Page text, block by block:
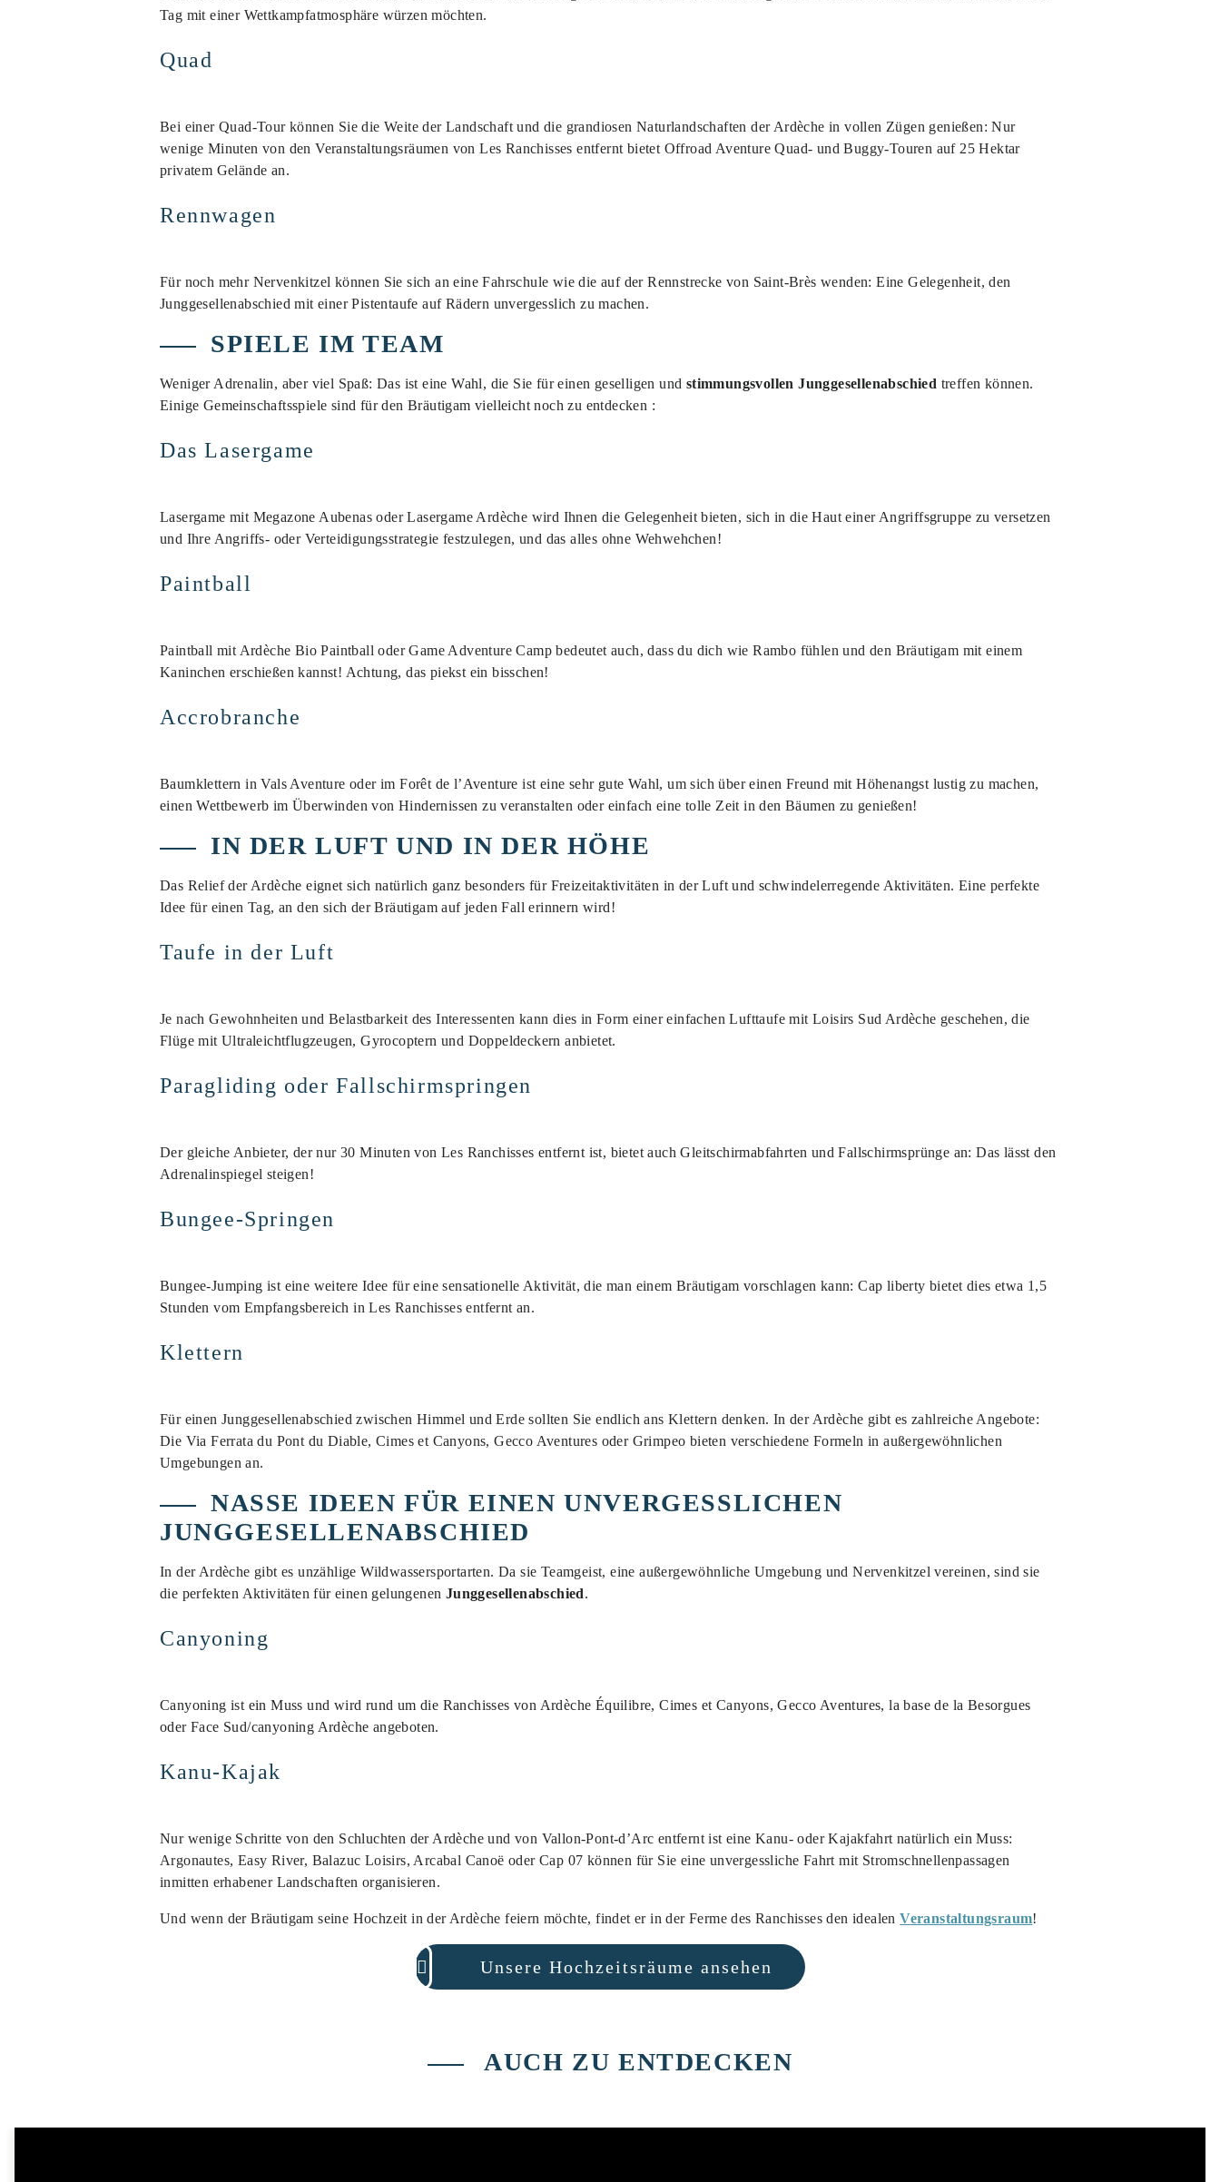
Tag mit einer Wettkampfatmosphäre würzen möchten.
Quad
Bei einer Quad-Tour können Sie die Weite der Landschaft und die grandiosen Naturlandschaften der Ardèche in vollen Zügen genießen: Nur
wenige Minuten von den Veranstaltungsräumen von Les Ranchisses entfernt bietet Offroad Aventure Quad- und Buggy-Touren auf 25 Hektar
privatem Gelände an.
Rennwagen
Für noch mehr Nervenkitzel können Sie sich an eine Fahrschule wie die auf der Rennstrecke von Saint-Brès wenden: Eine Gelegenheit, den
Junggesellenabschied mit einer Pistentaufe auf Rädern unvergesslich zu machen.
SPIELE IM TEAM
Weniger Adrenalin, aber viel Spaß: Das ist eine Wahl, die Sie für einen geselligen und stimmungsvollen Junggesellenabschied treffen können.
Einige Gemeinschaftsspiele sind für den Bräutigam vielleicht noch zu entdecken :
Das Lasergame
Lasergame mit Megazone Aubenas oder Lasergame Ardèche wird Ihnen die Gelegenheit bieten, sich in die Haut einer Angriffsgruppe zu versetzen
und Ihre Angriffs- oder Verteidigungsstrategie festzulegen, und das alles ohne Wehwehchen!
Paintball
Paintball mit Ardèche Bio Paintball oder Game Adventure Camp bedeutet auch, dass du dich wie Rambo fühlen und den Bräutigam mit einem
Kaninchen erschießen kannst! Achtung, das piekst ein bisschen!
Accrobranche
Baumklettern in Vals Aventure oder im Forêt de l’Aventure ist eine sehr gute Wahl, um sich über einen Freund mit Höhenangst lustig zu machen,
einen Wettbewerb im Überwinden von Hindernissen zu veranstalten oder einfach eine tolle Zeit in den Bäumen zu genießen!
IN DER LUFT UND IN DER HÖHE
Das Relief der Ardèche eignet sich natürlich ganz besonders für Freizeitaktivitäten in der Luft und schwindelerregende Aktivitäten. Eine perfekte
Idee für einen Tag, an den sich der Bräutigam auf jeden Fall erinnern wird!
Taufe in der Luft
Je nach Gewohnheiten und Belastbarkeit des Interessenten kann dies in Form einer einfachen Lufttaufe mit Loisirs Sud Ardèche geschehen, die
Flüge mit Ultraleichtflugzeugen, Gyrocoptern und Doppeldeckern anbietet.
Paragliding oder Fallschirmspringen
Der gleiche Anbieter, der nur 30 Minuten von Les Ranchisses entfernt ist, bietet auch Gleitschirmabfahrten und Fallschirmsprünge an: Das lässt den
Adrenalinspiegel steigen!
Bungee-Springen
Bungee-Jumping ist eine weitere Idee für eine sensationelle Aktivität, die man einem Bräutigam vorschlagen kann: Cap liberty bietet dies etwa 1,5
Stunden vom Empfangsbereich in Les Ranchisses entfernt an.
Klettern
Für einen Junggesellenabschied zwischen Himmel und Erde sollten Sie endlich ans Klettern denken. In der Ardèche gibt es zahlreiche Angebote:
Die Via Ferrata du Pont du Diable, Cimes et Canyons, Gecco Aventures oder Grimpeo bieten verschiedene Formeln in außergewöhnlichen
Umgebungen an.
NASSE IDEEN FÜR EINEN UNVERGESSLICHEN
JUNGGESELLENABSCHIED
In der Ardèche gibt es unzählige Wildwassersportarten. Da sie Teamgeist, eine außergewöhnliche Umgebung und Nervenkitzel vereinen, sind sie
die perfekten Aktivitäten für einen gelungenen Junggesellenabschied.
Canyoning
Canyoning ist ein Muss und wird rund um die Ranchisses von Ardèche Équilibre, Cimes et Canyons, Gecco Aventures, la base de la Besorgues
oder Face Sud/canyoning Ardèche angeboten.
Kanu-Kajak
Nur wenige Schritte von den Schluchten der Ardèche und von Vallon-Pont-d’Arc entfernt ist eine Kanu- oder Kajakfahrt natürlich ein Muss:
Argonautes, Easy River, Balazuc Loisirs, Arcabal Canoë oder Cap 07 können für Sie eine unvergessliche Fahrt mit Stromschnellenpassagen
inmitten erhabener Landschaften organisieren.
Und wenn der Bräutigam seine Hochzeit in der Ardèche feiern möchte, findet er in der Ferme des Ranchisses den idealenVeranstaltungsraum!
Unsere Hochzeitsräume ansehen
AUCH ZU ENTDECKEN